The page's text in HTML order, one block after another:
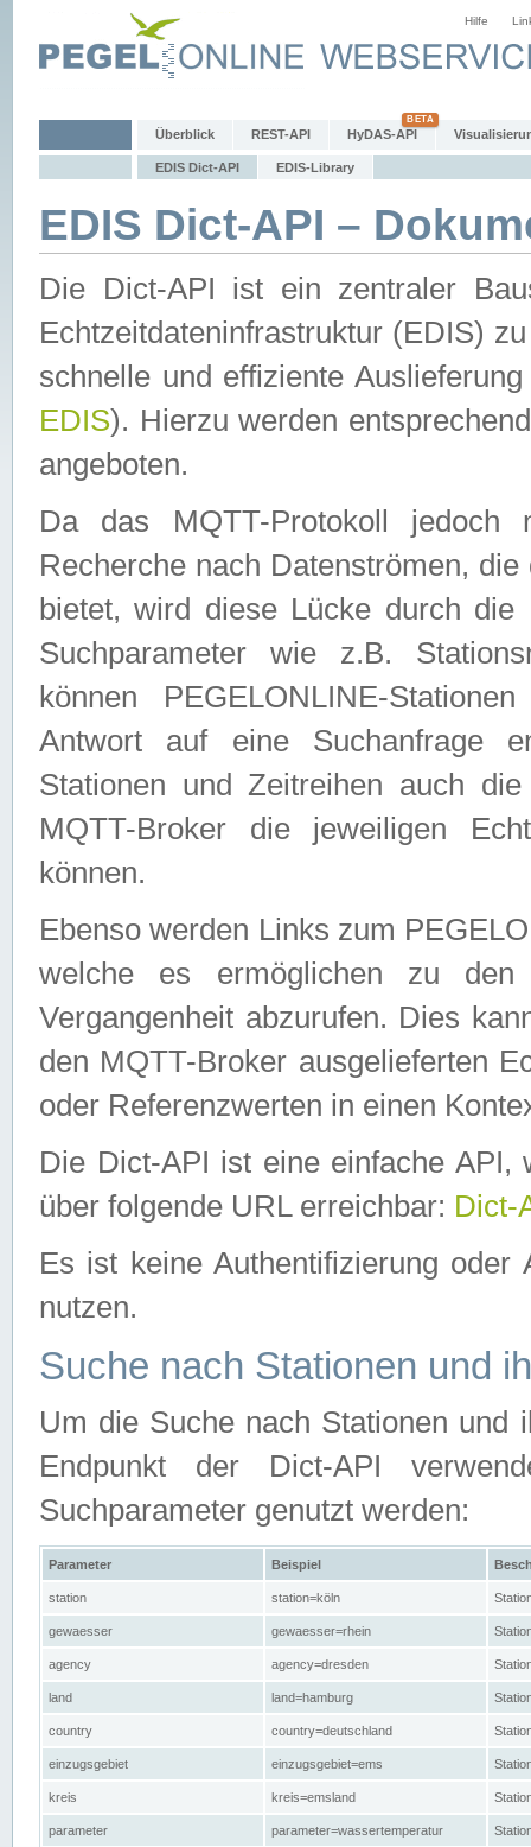
Hilfe
Überblick REST-API HyDAS-API
EDIS Dict-API EDIS-Library
EDIS Dict-API –
Die Dict-API ist ein zentraler
Echtzeitdateninfrastruktur (EDIS)
schnelle und effiziente
EDIS). Hierzu werden
angeboten.
Da das MQTT-Protokoll jedoch
Recherche nach Datenströmen,
bietet, wird diese Lücke durch die
Suchparameter wie z.B.
können PEGELONLINE-
Antwort auf eine Suchanfrage
Stationen und Zeitreihen auch
MQTT-Broker die jeweiligen
können.
Ebenso werden Links zum
welche es ermöglichen zu den
Vergangenheit abzurufen. Dies
den MQTT-Broker ausgelieferten
oder Referenzwerten in einen
Die Dict-API ist eine einfache API,
über folgende URL erreichbar: Dict-
Es ist keine Authentifizierung
nutzen.
Suche nach Stationen und
Um die Suche nach Stationen und
Endpunkt der Dict-API
Suchparameter genutzt werden:
Parameter Beispiel
station station=köln
gewaesser gewaesser=rhein
agency agency=dresden
land land=hamburg
country country=deutschland
einzugsgebiet einzugsgebiet=ems
kreis kreis=emsland
parameter parameter=wassertemperatur